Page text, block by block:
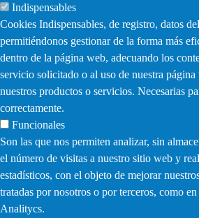
Indispensables
Cookies Indispensables, de registro, datos
permitiéndonos gestionar de la forma más
dentro de la página web, adecuando los
servicio solicitado o al uso de nuestra
nuestros productos o servicios. Necesarias
correctamente.
Funcionales
Son las que nos permiten analizar, sin
el número de visitas a nuestro sitio web y
estadísticos, con el objeto de mejorar
tratadas por nosotros o por terceros, como
Analitycs.